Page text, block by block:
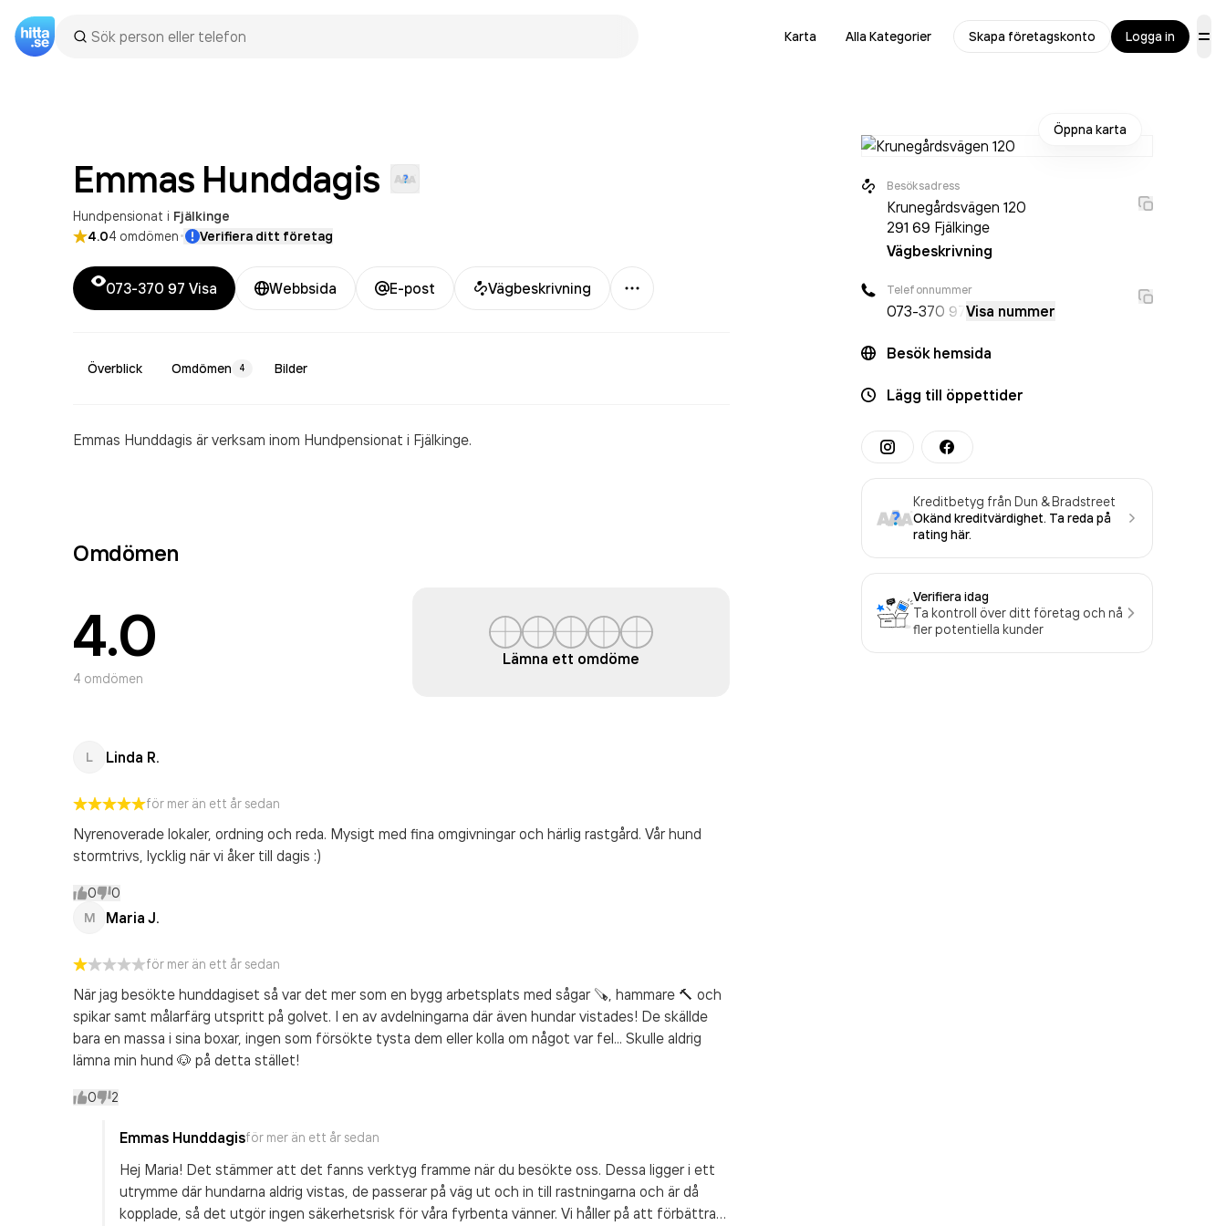
Karta Alla Kategorier Skapa företagskonto Logga in
Emmas Hunddagis
Hundpensionat i Fjälkinge
4.04 omdömen· Verifiera ditt företag
073-370 97 Visa Webbsida E-post Vägbeskrivning
Mer
Överblick Omdömen 4 Bilder
Emmas Hunddagis är verksam inom Hundpensionat i Fjälkinge.
Omdömen
4.0
4 omdömen
Lämna ett omdöme
L Linda R.
för mer än ett år sedan
Nyrenoverade lokaler, ordning och reda. Mysigt med fina omgivningar och härlig rastgård. Vår hund
stormtrivs, lycklig när vi åker till dagis :)
0 0
M Maria J.
för mer än ett år sedan
När jag besökte hunddagiset så var det mer som en bygg arbetsplats med sågar 🪚, hammare 🔨 och
spikar samt målarfärg utspritt på golvet. I en av avdelningarna där även hundar vistades! De skällde
bara en massa i sina boxar, ingen som försökte tysta dem eller kolla om något var fel... Skulle aldrig
lämna min hund 🐶 på detta stället!
0 2
Emmas Hunddagisför mer än ett år sedan
Hej Maria! Det stämmer att det fanns verktyg framme när du besökte oss. Dessa ligger i ett
utrymme där hundarna aldrig vistas, de passerar på väg ut och in till rastningarna och är då
kopplade, så det utgör ingen säkerhetsrisk för våra fyrbenta vänner. Vi håller på att förbättra
Öppna karta
Besöksadress
Krunegårdsvägen 120
291 69 Fjälkinge
Vägbeskrivning
Telefonnummer
073-370 97 Visa nummer
Besök hemsida
Lägg till öppettider
Kreditbetyg från Dun & Bradstreet
Okänd kreditvärdighet. Ta reda på
rating här.
Verifiera idag
Ta kontroll över ditt företag och nå
fler potentiella kunder